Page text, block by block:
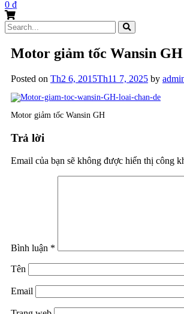
0 ₫
Search
for:
Motor giảm tốc Wansin GH
Posted on Th2 6, 2015Th11 7, 2025 by
Motor giảm tốc Wansin GH
Trả lời
Email của bạn sẽ không được hiển thị công
Bình luận *
Tên
Email